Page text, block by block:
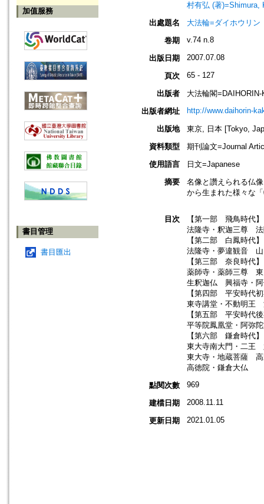
加值服務
書目管理
書目匯出
村有弘 (著)=Shimura,
出處題名
大法輪=ダイホウリン
卷期
v.74 n.8
出版日期 2007.07.08
頁次 65 - 127
出版者
大法輪閣=DAIHORIN-
出版者網址
http://www.daihorin-
出版地
東京, 日本 [Tokyo,
資料類型
期刊論文=Journal
使用語言
日文=Japanese
摘要
名像と讚えられる仏
から生まれた様々な
目次
【第一部 飛鳥時代】
法隆寺・釈迦三尊
【第二部 白鳳時代】
法隆寺・夢違観音 山
【第三部 奈良時代】
薬師寺・薬師三尊
生釈迦仏 興福寺・
【第四部 平安時代
東寺講堂・不動明王
【第五部 平安時代
平等院鳳凰堂・阿弥
【第六部 鎌倉時代】
東大寺南大門・二
東大寺・地蔵菩薩
高徳院・鎌倉大仏
點閱次數
969
建檔日期 2008.11.11
更新日期 2021.01.05